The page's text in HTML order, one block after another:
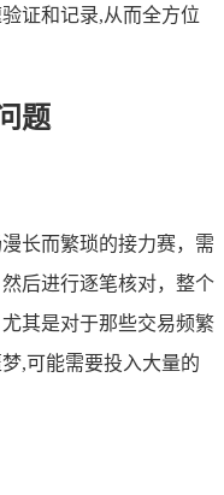
证和记录,从而全方位
题
长而繁琐的接力赛，需
后进行逐笔核对，整个
其是对于那些交易频繁
,可能需要投入大量的